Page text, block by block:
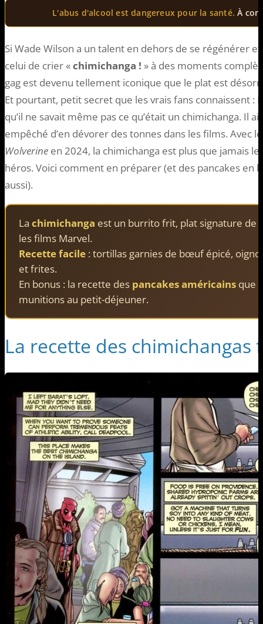
L'abus d'alcool est dangereux pour la santé. À
Si Wade Wilson a un talent en dehors de se régénérer
celui de crier «chimichanga ! » à des moments
gag est devenu tellement iconique que le plat est
Et pourtant, petit secret que les vrais fans connaissent :
qu’il ne savait même pas ce qu’était un chimichanga. Il
empêché d’en dévorer des tonnes dans les films. Avec
Wolverine en 2024, la chimichanga est plus que jamais
héros. Voici comment en préparer (et des pancakes en
aussi).
La chimichanga est un burrito frit, plat signature de
les films Marvel.
Recette facile : tortillas garnies de bœuf épicé,
et frites.
En bonus : la recette des pancakes américains que
munitions au petit-déjeuner.
La recette des chimichangas